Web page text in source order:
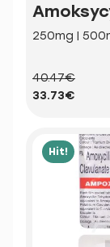
250mg |
40.47€
33.73€
Hit!